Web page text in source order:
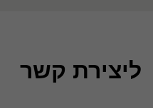
ליצירת קשר